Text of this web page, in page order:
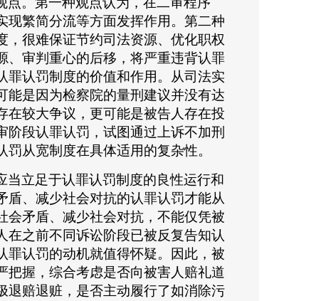
现繁简分流等方面发挥作用。第二种
，很难保证节约司法资源、优化职权
、审判重心的后移，将严重违背认罪
罪认罚制度的价值和作用。从司法实
能是因为检察院的量刑建议并没有达
在较大争议，更可能是被告人存在投
段认罪认罚，试图通过上诉不加刑
从宽制度在具体适用的复杂性。
立足于认罪认罚制度的良性运行和
、减少社会对抗的认罪认罚才能从
会矛盾、减少社会对抗，不能仅凭被
之前不同诉讼阶段已被反复告知认
罪认罚的动机就值得怀疑。因此，被
把握，综合考虑是否向被害人赔礼道
退赔退赃，是否主动履行了如消除污